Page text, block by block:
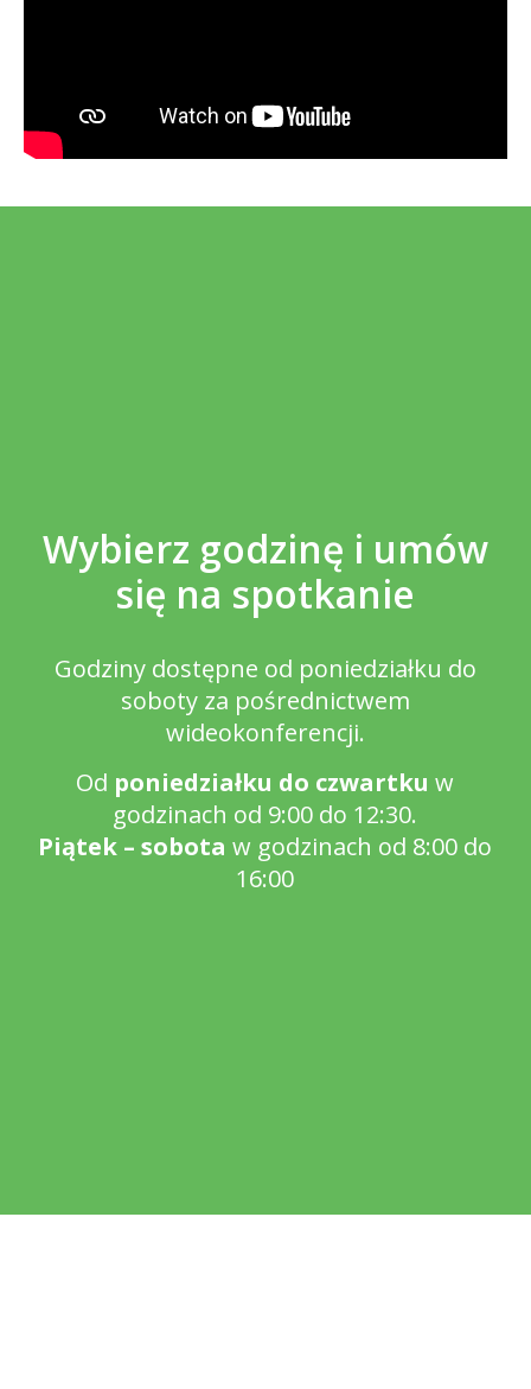
Wybierz godzinę i umów
się na spotkanie
Godziny dostępne od poniedziałku do
soboty za pośrednictwem
wideokonferencji.
Od poniedziałku do czwartku w
godzinach od 9:00 do 12:30.
Piątek – sobota w godzinach od 8:00 do
16:00